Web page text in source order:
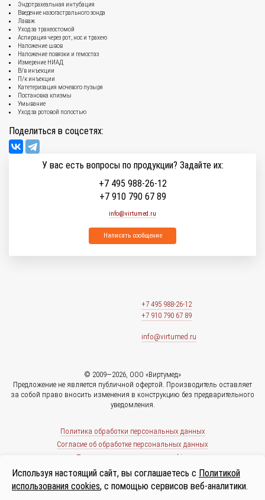
Эндотрахеальная интубация
Введение назогастрального зонда
Лаваж
Уход за трахеостомой
Аспирация через рот, нос и трахею
Наложение швов
Наложение повязки и гемостаз
Измерение НИАД
В/в инъекции
П/к инъекции
Катетеризация мочевого пузыря
Постановка клизмы
Умывание
Уход за ротовой полостью
Поделиться в соцсетях:
У вас есть вопросы по продукции? Задайте их:
+7 495 988-26-12
+7 910 790 67 89
info@virtumed.ru
Написать сообщение
+7 495 988-26-12
+7 910 790 67 89
info@virtumed.ru
© 2009—2026, ООО «Виртумед»
Предложение не является публичной офертой. Производитель оставляет
за собой право вносить изменения в конструкцию без предварительного
уведомления.
Политика обработки персональных данных
Согласие об обработке персональных данных
Политика использования cookies
Используя настоящий сайт, вы соглашаетесь с Политикой
использования cookies, с помощью сервисов веб-аналитики.